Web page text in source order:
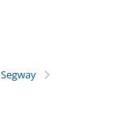
Segway